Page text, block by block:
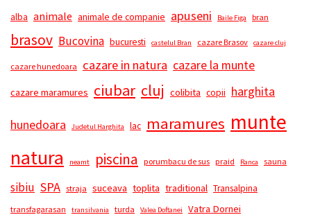
alba animale animale de companie apuseni Baile Figa bran
brasov Bucovina bucuresti castelul Bran cazare Brasov cazare cluj
cazare hunedoara cazare in natura cazare la munte
cazare maramures ciubar cluj colibita copii harghita
hunedoara Judetul Harghita lac maramures munte
natura neamt piscina porumbacu de sus praid Ranca sauna
sibiu SPA straja suceava toplita traditional Transalpina
transfagarasan transilvania turda Valea Doftanei Vatra Dornei